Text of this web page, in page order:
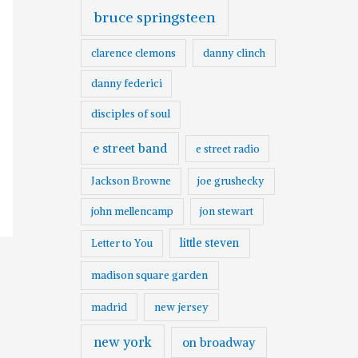
bruce springsteen
clarence clemons danny clinch
danny federici
disciples of soul
e street band e street radio
Jackson Browne joe grushecky
john mellencamp jon stewart
Letter to You little steven
madison square garden
madrid new jersey
new york on broadway